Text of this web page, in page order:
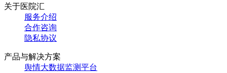
关于医院汇
服务介绍
合作咨询
隐私协议
产品与解决方案
舆情大数据监测平台